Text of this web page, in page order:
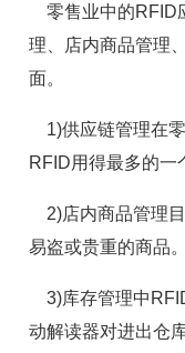
零售业中的RFID
理、店内商品管理
面。
1)供应链管理在
RFID用得最多的一
2)店内商品管理
易盗或贵重的商品。
3)库存管理中
动解读器对进出仓